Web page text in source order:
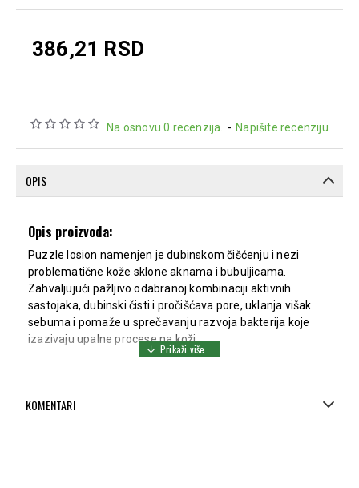
Na osnovu 0 recenzija. - Napišite recenziju
386,21 RSD
OPIS
Opis proizvoda:
Puzzle losion namenjen je dubinskom čišćenju i nezi
problematične kože sklone aknama i bubuljicama.
Zahvaljujući pažljivo odabranoj kombinaciji aktivnih
sastojaka, dubinski čisti i pročišćava pore, uklanja višak
sebuma i pomaže u sprečavanju razvoja bakterija koje
izazivaju upalne procese na koži.
glatkom tokom celog dana.
KOMENTARI